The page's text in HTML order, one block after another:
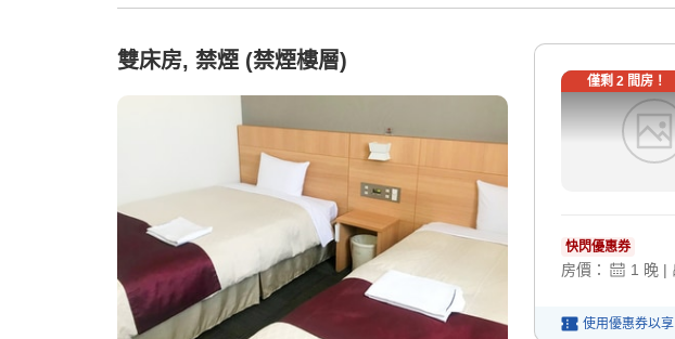
雙床房, 禁煙 (禁煙樓層)
僅剩 2 間房！
快閃優惠券
房價： 1 晚 |
使用優惠券以享